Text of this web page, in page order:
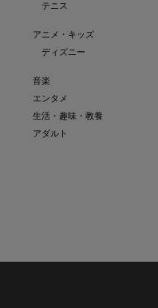
テニス
アニメ・キッズ
ディズニー
音楽
エンタメ
生活・趣味・教養
アダルト